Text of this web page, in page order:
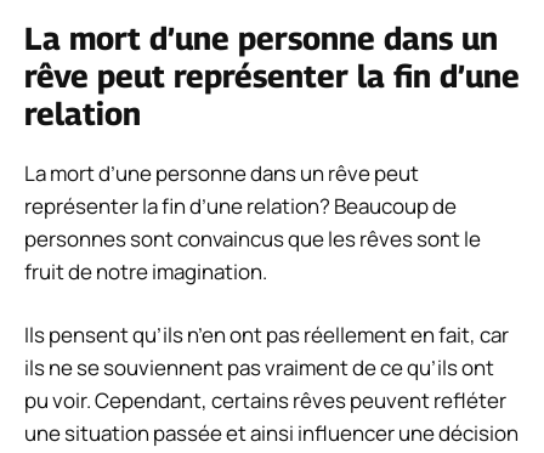
La mort d’une personne dans un
rêve peut représenter la fin d’une
relation
La mort d’une personne dans un rêve peut
représenter la fin d’une relation? Beaucoup de
personnes sont convaincus que les rêves sont le
fruit de notre imagination.
Ils pensent qu’ils n’en ont pas réellement en fait, car
ils ne se souviennent pas vraiment de ce qu’ils ont
pu voir. Cependant, certains rêves peuvent refléter
une situation passée et ainsi influencer une décision